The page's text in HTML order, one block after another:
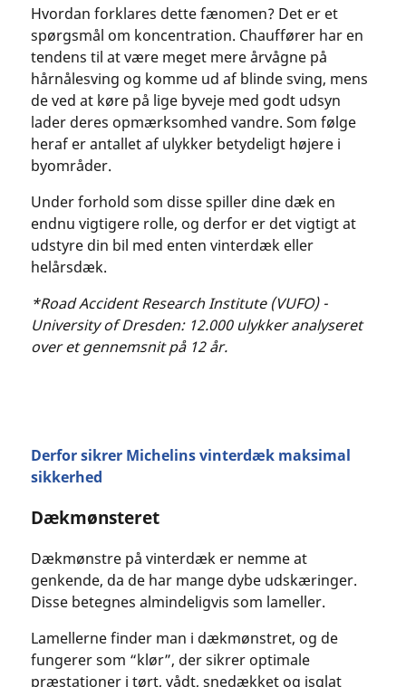
Hvordan forklares dette fænomen? Det er et
spørgsmål om koncentration. Chauffører har en
tendens til at være meget mere årvågne på
hårnålesving og komme ud af blinde sving, mens
de ved at køre på lige byveje med godt udsyn
lader deres opmærksomhed vandre. Som følge
heraf er antallet af ulykker betydeligt højere i
byområder.
Under forhold som disse spiller dine dæk en
endnu vigtigere rolle, og derfor er det vigtigt at
udstyre din bil med enten vinterdæk eller
helårsdæk.
*Road Accident Research Institute (VUFO) -
University of Dresden: 12.000 ulykker analyseret
over et gennemsnit på 12 år.
Derfor sikrer Michelins vinterdæk maksimal
sikkerhed
Dækmønsteret
Dækmønstre på vinterdæk er nemme at
genkende, da de har mange dybe udskæringer.
Disse betegnes almindeligvis som lameller.
Lamellerne finder man i dækmønstret, og de
fungerer som “klør”, der sikrer optimale
præstationer i tørt, vådt, snedækket og isglat